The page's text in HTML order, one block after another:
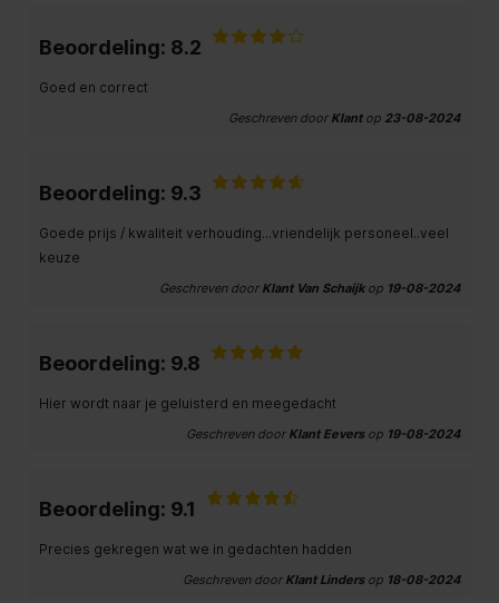
Beoordeling: 8.2
Goed en correct
Geschreven door Klantop 23-08-2024
Beoordeling: 9.3
Goede prijs / kwaliteit verhouding...vriendelijk personeel..veel
keuze
Geschreven door Klant Van Schaijkop 19-08-2024
Beoordeling: 9.8
Hier wordt naar je geluisterd en meegedacht
Geschreven door Klant Eeversop 19-08-2024
Beoordeling: 9.1
Precies gekregen wat we in gedachten hadden
Geschreven door Klant Lindersop 18-08-2024